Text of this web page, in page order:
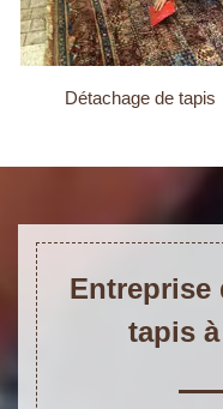
Détachage de tapis
Entreprise
tapis